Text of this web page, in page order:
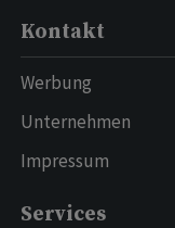
Kontakt
Werbung
Unternehmen
Impressum
Services